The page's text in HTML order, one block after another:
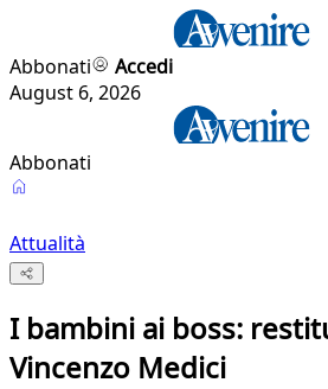
Abbonati
Accedi
August 6, 2026
Abbonati
Attualità
I bambini ai boss:
Vincenzo Medici